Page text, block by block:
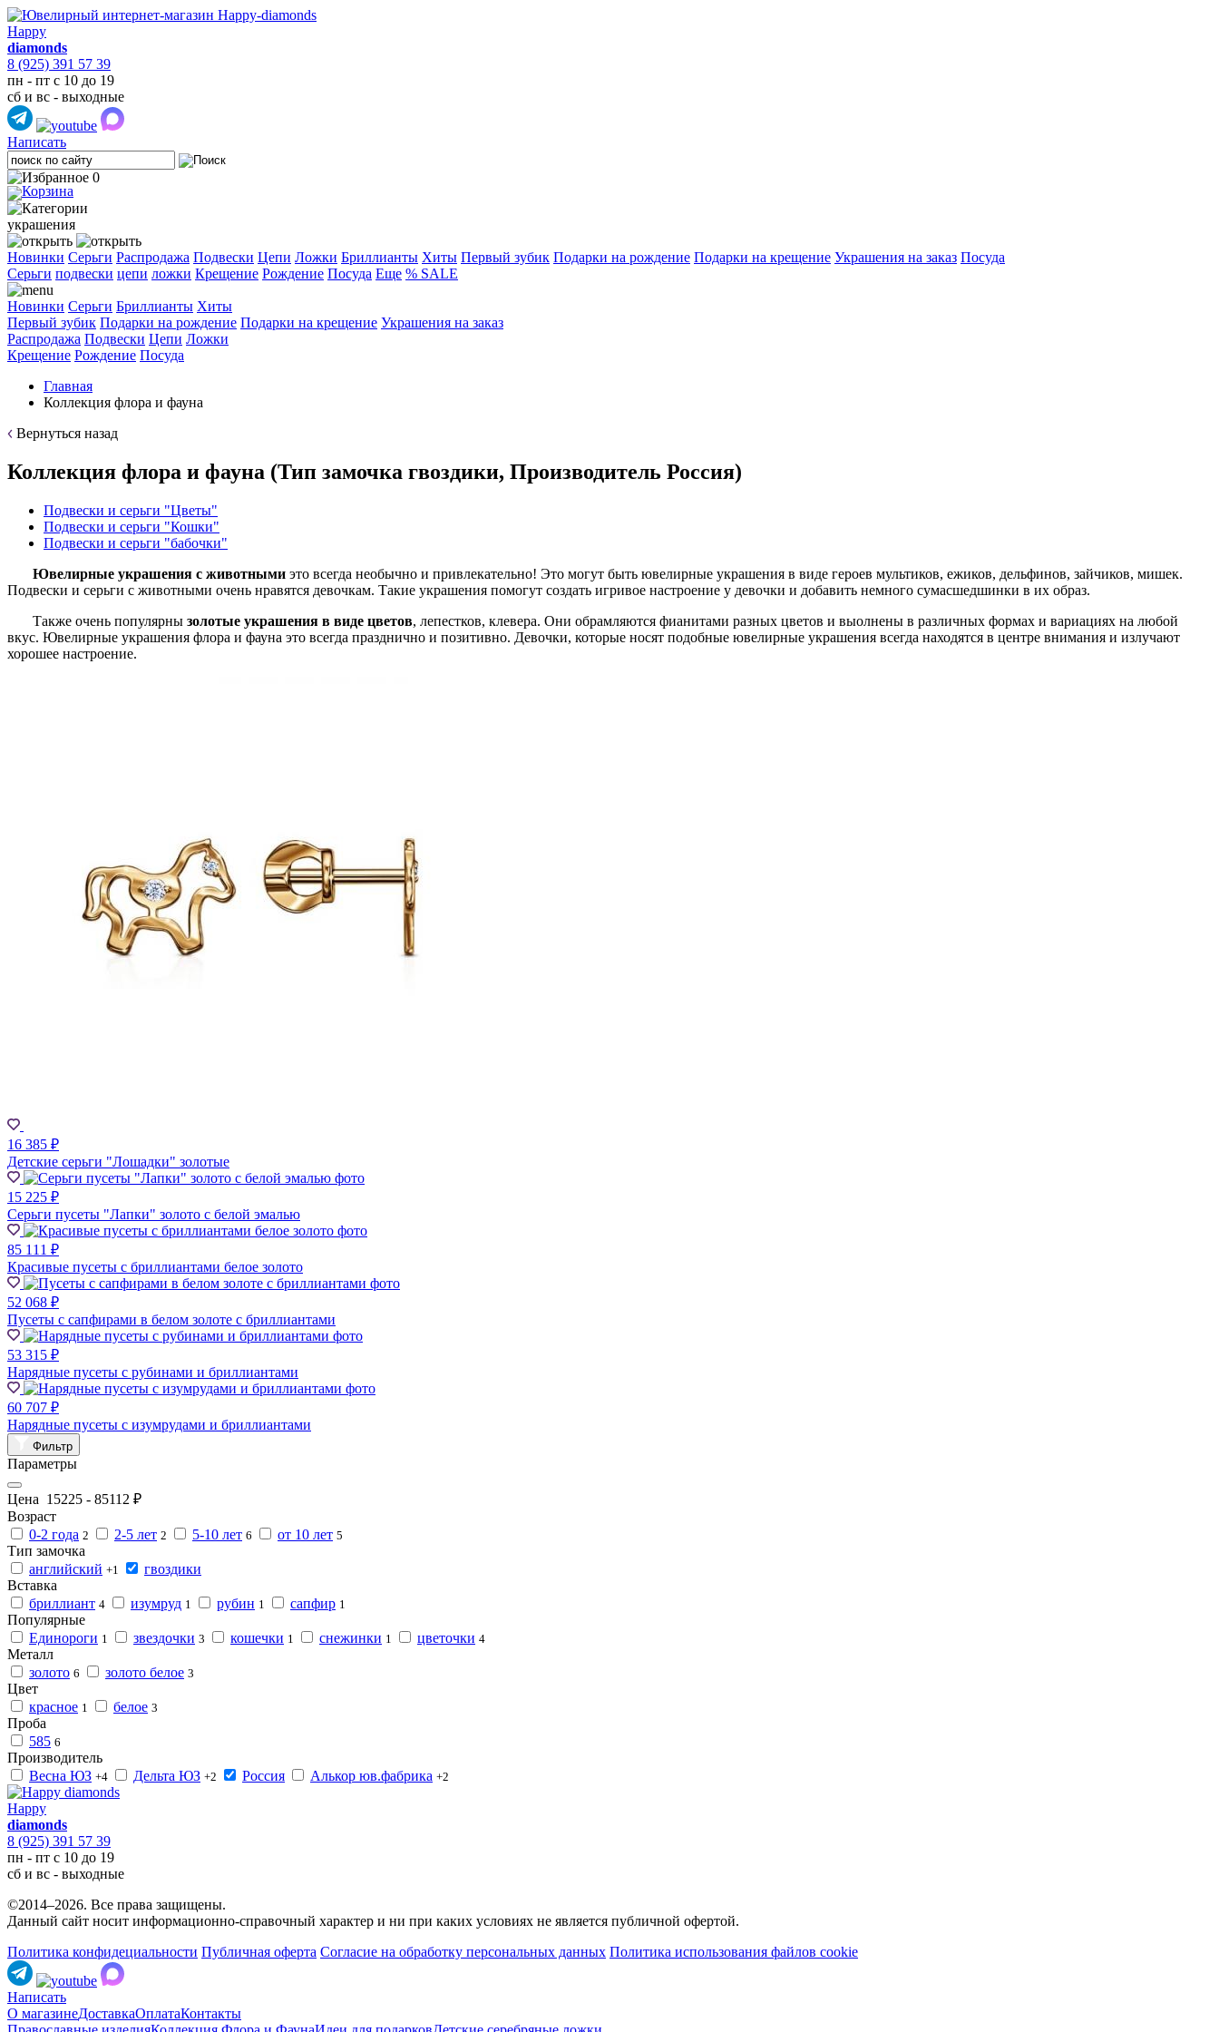
Happy
diamonds
8 (925) 391 57 39
пн - пт с 10 до 19
сб и вс - выходные
Написать
0
украшения
Новинки Серьги Распродажа Подвески Цепи Ложки Бриллианты Хиты Первый зубик Подарки на рождение Подарки на крещение Украшения на заказ Посуда
Cерьги подвески цепи ложки Крещение Рождение Посуда Еще % SALE
Новинки Серьги Бриллианты Хиты
Первый зубик Подарки на рождение Подарки на крещение Украшения на заказ
Распродажа Подвески Цепи Ложки
Крещение Рождение Посуда
Главная
Коллекция флора и фауна
Вернуться назад
Коллекция флора и фауна (Тип замочка гвоздики, Производитель Россия)
Подвески и серьги "Цветы"
Подвески и серьги "Кошки"
Подвески и серьги "бабочки"
Ювелирные украшения с животными это всегда необычно и привлекательно! Это могут быть ювелирные украшения в виде героев мультиков, ежиков, дельфинов, зайчиков, мишек.
Подвески и серьги с животными очень нравятся девочкам. Такие украшения помогут создать игривое настроение у девочки и добавить немного сумасшедшинки в их образ.
Также очень популярны золотые украшения в виде цветов, лепестков, клевера. Они обрамляются фианитами разных цветов и выолнены в различных формах и вариациях на любой
вкус. Ювелирные украшения флора и фауна это всегда празднично и позитивно. Девочки, которые носят подобные ювелирные украшения всегда находятся в центре внимания и излучают
хорошее настроение.
16 385 ₽
Детские серьги "Лошадки" золотые
15 225 ₽
Серьги пусеты "Лапки" золото с белой эмалью
85 111 ₽
Красивые пусеты с бриллиантами белое золото
52 068 ₽
Пусеты с сапфирами в белом золоте с бриллиантами
53 315 ₽
Нарядные пусеты с рубинами и бриллиантами
60 707 ₽
Нарядные пусеты с изумрудами и бриллиантами
Фильтр
Параметры
Цена 15225 - 85112 ₽
Возраст
0-2 года 2 2-5 лет 2 5-10 лет 6 от 10 лет 5
Тип замочка
английский +1
гвоздики
Вставка
бриллиант 4 изумруд 1 рубин 1 сапфир 1
Популярные
Единороги 1 звездочки 3 кошечки 1 снежинки 1 цветочки 4
Металл
золото 6 золото белое 3
Цвет
красное 1 белое 3
Проба
585 6
Производитель
Весна ЮЗ +4 Дельта ЮЗ +2 Россия Алькор юв.фабрика +2
Happy
diamonds
8 (925) 391 57 39
пн - пт с 10 до 19
сб и вс - выходные
©2014–2026. Все права защищены.
Данный сайт носит информационно-справочный характер и ни при каких условиях не является публичной офертой.
Политика конфидециальности Публичная оферта Согласие на обработку персональных данных Политика использования файлов cookie
Написать
О магазинеДоставкаОплатаКонтакты